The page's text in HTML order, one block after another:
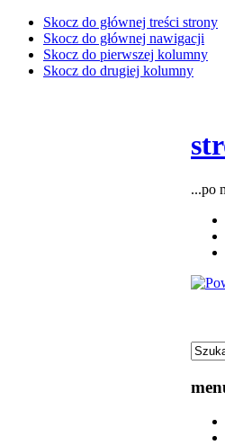
Skocz do głównej treści strony
Skocz do głównej nawigacji
Skocz do pierwszej kolumny
Skocz do drugiej kolumny
...po